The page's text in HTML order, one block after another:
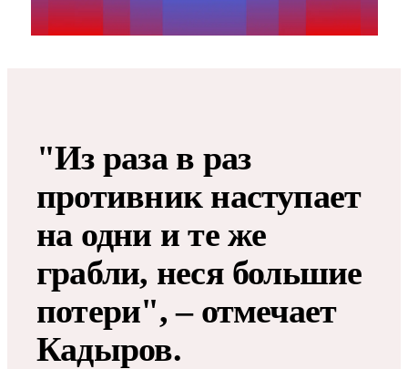
"Из раза в раз
противник наступает
на одни и те же
грабли, неся большие
потери", – отмечает
Кадыров.